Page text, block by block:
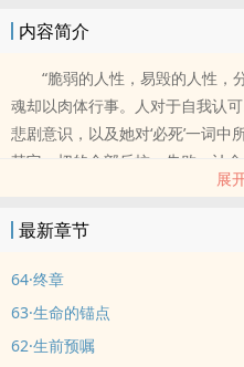
内容简介
“脆弱的人性，易毁的人性，
魂却以肉体行事。人对于自我认
悲剧意识，以及她对‘必死’一词
其它一切的全部反抗、失败、认
具有更深的含义，人类油然产生
切，我们所经历的一切，这样浅
如此深奥。”女本位现代社会，非
戏式运用的一体两面。阅读指南
角色的人格和尊严，影响人物塑
读者宝宝的排雷需求，提前抱歉
展
最新章节
64·终章
63·生命的锚点
62·生前预嘱